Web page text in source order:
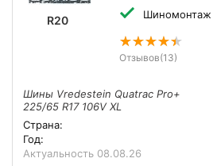
R20 Шиномонтаж
Отзывов(13)
Шины Vredestein Quatrac Pro+
225/65 R17 106V XL
Страна:
Год:
Актуальность 08.08.26